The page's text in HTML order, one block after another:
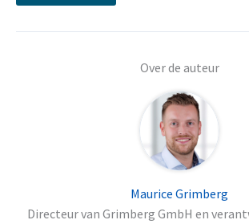
Over de auteur
Maurice Grimberg
Directeur van Grimberg GmbH en